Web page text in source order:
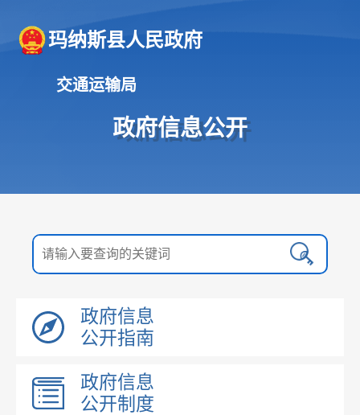
玛纳斯县人民政府
交通运输局
政府信息公开
政府信息
公开指南
政府信息
公开制度